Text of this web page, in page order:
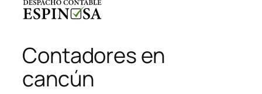
Contadores en
cancún